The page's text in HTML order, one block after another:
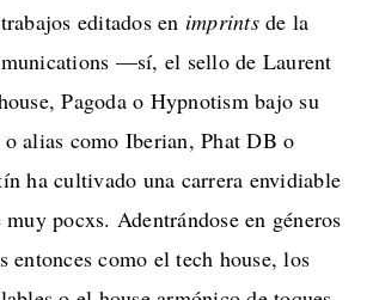
editados en imprintsde la
—sí, el sello de Laurent
Pagoda o Hypnotism bajo su
alias como Iberian, Phat DB o
ha cultivado una carrera envidiable
pocxs. Adentrándose en géneros
entonces como el tech house, los